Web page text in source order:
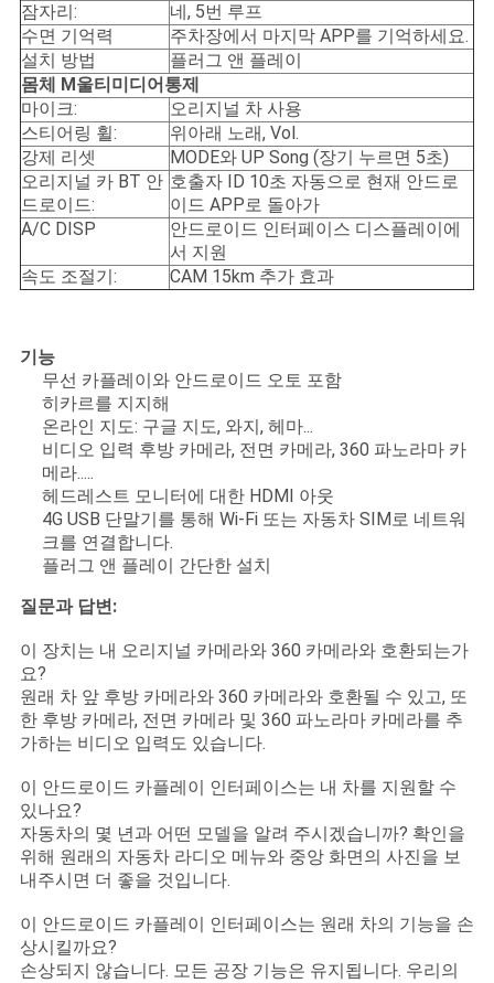
잠자리:
네, 5번 루프
수면 기억력
주차장에서 마지막 APP를 기억하세요.
설치 방법
플러그 앤 플레이
몸체 M 울티미디어 통제
마이크:
오리지널 차 사용
스티어링 휠:
위아래 노래, Vol.
강제 리셋
MODE와 UP Song (장기 누르면 5초)
오리지널 카 BT 안
드로이드:
호출자 ID 10초 자동으로 현재 안드로
이드 APP로 돌아가
A/C DISP
안드로이드 인터페이스 디스플레이에
서 지원
속도 조절기:
CAM 15km 추가 효과
기능
무선 카플레이와 안드로이드 오토 포함
히카르를 지지해
온라인 지도: 구글 지도, 와지, 헤마...
비디오 입력 후방 카메라, 전면 카메라, 360 파노라마 카
메라.....
헤드레스트 모니터에 대한 HDMI 아웃
4G USB 단말기를 통해 Wi-Fi 또는 자동차 SIM로 네트워
크를 연결합니다.
플러그 앤 플레이 간단한 설치
질문과 답변:
이 장치는 내 오리지널 카메라와 360 카메라와 호환되는가
요?
원래 차 앞 후방 카메라와 360 카메라와 호환될 수 있고, 또
한 후방 카메라, 전면 카메라 및 360 파노라마 카메라를 추
가하는 비디오 입력도 있습니다.
이 안드로이드 카플레이 인터페이스는 내 차를 지원할 수
있나요?
자동차의 몇 년과 어떤 모델을 알려 주시겠습니까? 확인을
위해 원래의 자동차 라디오 메뉴와 중앙 화면의 사진을 보
내주시면 더 좋을 것입니다.
이 안드로이드 카플레이 인터페이스는 원래 차의 기능을 손
상시킬까요?
손상되지 않습니다. 모든 공장 기능은 유지됩니다. 우리의